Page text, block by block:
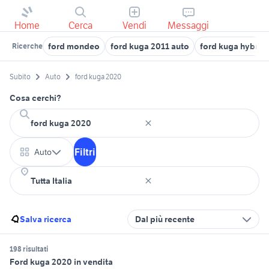
Home Cerca Vendi Messaggi
Ricerche ford mondeo ford kuga 2011 auto ford kuga hybrid
Subito Auto ford kuga 2020
Cosa cerchi?
Auto Filtri
Salva ricerca Dal più recente
198 risultati
Ford kuga 2020 in vendita